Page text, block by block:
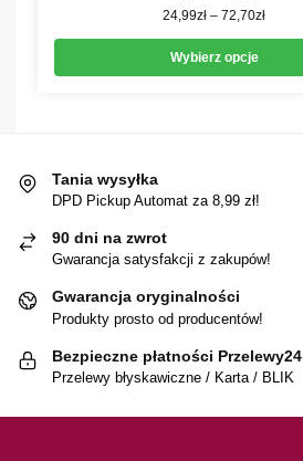
24,99zł – 72,70zł
Wybierz opcje
Tania wysyłka
DPD Pickup Automat za 8,99 zł!
90 dni na zwrot
Gwarancja satysfakcji z zakupów!
Gwarancja oryginalności
Produkty prosto od producentów!
Bezpieczne płatności Przelewy24
Przelewy błyskawiczne / Karta / BLIK